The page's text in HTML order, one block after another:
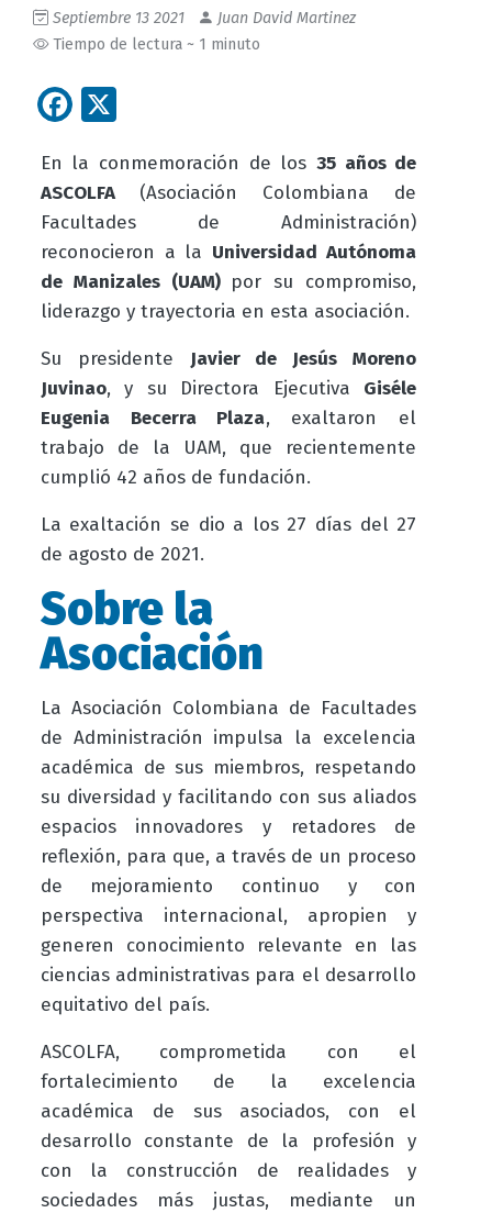
Septiembre 13 2021
Juan David Martinez
Tiempo de lectura ~ 1 minuto
Facebook
En la conmemoración de los 35 años de
ASCOLFA (Asociación Colombiana de
Facultades de Administración)
reconocieron a la Universidad Autónoma
de Manizales (UAM) por su compromiso,
liderazgo y trayectoria en esta asociación.
Su presidente
Javier de Jesús Moreno
Juvinao, y su Directora Ejecutiva Giséle
Eugenia Becerra Plaza, exaltaron el
trabajo de la UAM, que recientemente
cumplió 42 años de fundación.
La exaltación se dio a los 27 días del 27
de agosto de 2021.
Sobre la
Asociación
La Asociación Colombiana de Facultades
de Administración impulsa la excelencia
académica de sus miembros, respetando
su diversidad y facilitando con sus aliados
espacios innovadores y retadores de
reflexión, para que, a través de un proceso
de mejoramiento continuo y con
perspectiva internacional, apropien y
generen conocimiento relevante en las
ciencias administrativas para el desarrollo
equitativo del país.
ASCOLFA, comprometida con el
fortalecimiento de la excelencia
académica de sus asociados, con el
desarrollo constante de la profesión y
con la construcción de realidades y
sociedades más justas, mediante un